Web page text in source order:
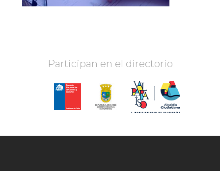
Participan en el directorio